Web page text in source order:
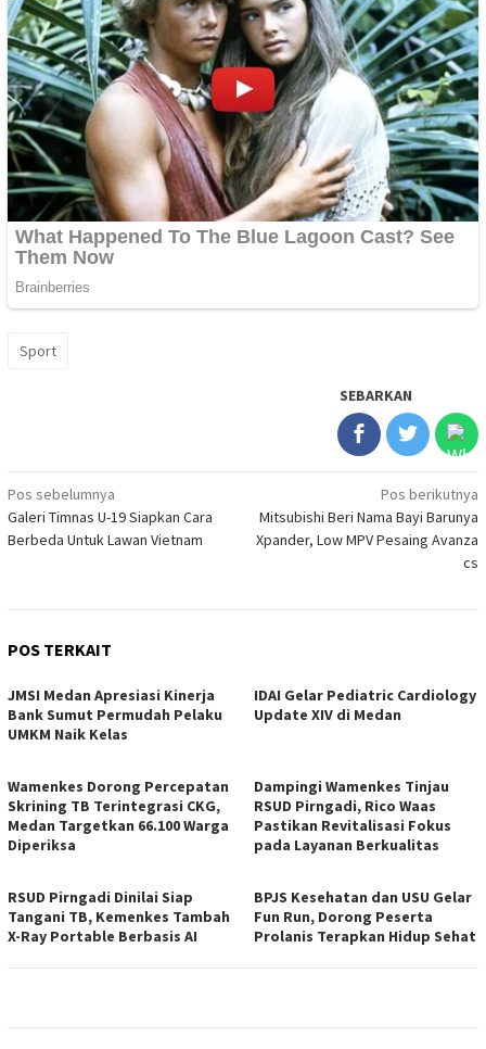
Sport
SEBARKAN
Navigasi
pos
Pos sebelumnya
Galeri Timnas U-19 Siapkan Cara
Berbeda Untuk Lawan Vietnam
Pos berikutnya
Mitsubishi Beri Nama Bayi Barunya
Xpander, Low MPV Pesaing Avanza
cs
POS TERKAIT
JMSI Medan Apresiasi Kinerja
Bank Sumut Permudah Pelaku
UMKM Naik Kelas
IDAI Gelar Pediatric Cardiology
Update XIV di Medan
Wamenkes Dorong Percepatan
Skrining TB Terintegrasi CKG,
Medan Targetkan 66.100 Warga
Diperiksa
Dampingi Wamenkes Tinjau
RSUD Pirngadi, Rico Waas
Pastikan Revitalisasi Fokus
pada Layanan Berkualitas
RSUD Pirngadi Dinilai Siap
Tangani TB, Kemenkes Tambah
X-Ray Portable Berbasis AI
BPJS Kesehatan dan USU Gelar
Fun Run, Dorong Peserta
Prolanis Terapkan Hidup Sehat